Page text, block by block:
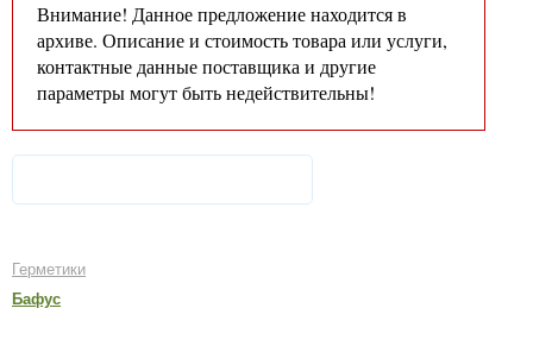
Внимание! Данное предложение находится в
архиве. Описание и стоимость товара или услуги,
контактные данные поставщика и другие
параметры могут быть недействительны!
Герметики
Бафус